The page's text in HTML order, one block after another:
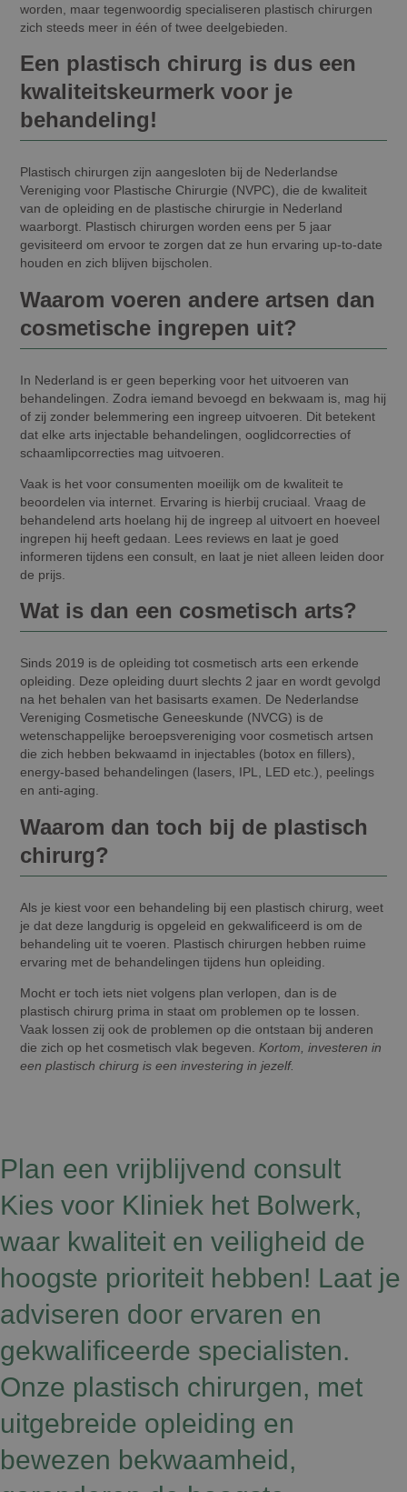
worden, maar tegenwoordig specialiseren plastisch chirurgen
zich steeds meer in één of twee deelgebieden.
Een plastisch chirurg is dus een
kwaliteitskeurmerk voor je
behandeling!
Plastisch chirurgen zijn aangesloten bij de Nederlandse
Vereniging voor Plastische Chirurgie (NVPC), die de kwaliteit
van de opleiding en de plastische chirurgie in Nederland
waarborgt. Plastisch chirurgen worden eens per 5 jaar
gevisiteerd om ervoor te zorgen dat ze hun ervaring up-to-date
houden en zich blijven bijscholen.
Waarom voeren andere artsen dan
cosmetische ingrepen uit?
In Nederland is er geen beperking voor het uitvoeren van
behandelingen. Zodra iemand bevoegd en bekwaam is, mag hij
of zij zonder belemmering een ingreep uitvoeren. Dit betekent
dat elke arts injectable behandelingen, ooglidcorrecties of
schaamlipcorrecties mag uitvoeren.
Vaak is het voor consumenten moeilijk om de kwaliteit te
beoordelen via internet. Ervaring is hierbij cruciaal. Vraag de
behandelend arts hoelang hij de ingreep al uitvoert en hoeveel
ingrepen hij heeft gedaan. Lees reviews en laat je goed
informeren tijdens een consult, en laat je niet alleen leiden door
de prijs.
Wat is dan een cosmetisch arts?
Sinds 2019 is de opleiding tot cosmetisch arts een erkende
opleiding. Deze opleiding duurt slechts 2 jaar en wordt gevolgd
na het behalen van het basisarts examen. De Nederlandse
Vereniging Cosmetische Geneeskunde (NVCG) is de
wetenschappelijke beroepsvereniging voor cosmetisch artsen
die zich hebben bekwaamd in injectables (botox en fillers),
energy-based behandelingen (lasers, IPL, LED etc.), peelings
en anti-aging.
Waarom dan toch bij de plastisch
chirurg?
Als je kiest voor een behandeling bij een plastisch chirurg, weet
je dat deze langdurig is opgeleid en gekwalificeerd is om de
behandeling uit te voeren. Plastisch chirurgen hebben ruime
ervaring met de behandelingen tijdens hun opleiding.
Mocht er toch iets niet volgens plan verlopen, dan is de
plastisch chirurg prima in staat om problemen op te lossen.
Vaak lossen zij ook de problemen op die ontstaan bij anderen
die zich op het cosmetisch vlak begeven. Kortom, investeren in
een plastisch chirurg is een investering in jezelf.
Plan een vrijblijvend consult
Kies voor Kliniek het Bolwerk,
waar kwaliteit en veiligheid de
hoogste prioriteit hebben! Laat je
adviseren door ervaren en
gekwalificeerde specialisten.
Onze plastisch chirurgen, met
uitgebreide opleiding en
bewezen bekwaamheid,